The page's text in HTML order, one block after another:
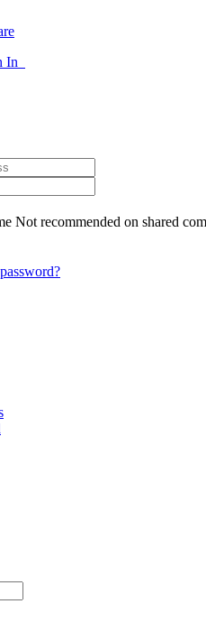
In
Not recommended on shared